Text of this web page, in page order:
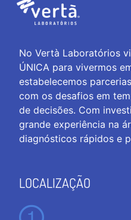
No Vertà Laboratórios
ÚNICA para vivermos
estabelecemos
com os desafios em
de decisões. Com
grande experiência na
diagnósticos rápidos e
LOCALIZAÇÃO